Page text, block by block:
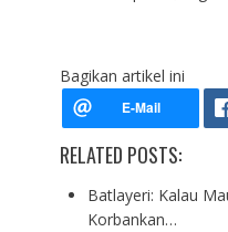
Bagikan artikel ini
RELATED POSTS:
Batlayeri: Kalau
Korbankan…